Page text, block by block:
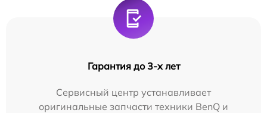
Гарантия до 3-х лет
Сервисный центр устанавливает
оригинальные запчасти техники BenQ и